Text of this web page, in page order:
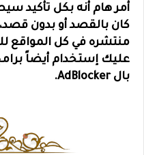
أمر هام أنه بكل تأكيد
كان بالقصد أو بدون
منتشره في كل المواقع
عليك إستخدام أيضاً
بال AdBlocker.